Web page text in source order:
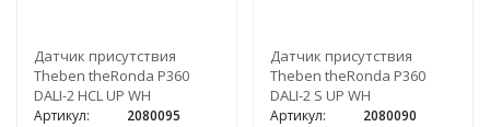
Датчик присутствия
Theben theRonda P360
DALI-2 HCL UP WH
Артикул: 2080095
Датчик присутствия
Theben theRonda P360
DALI-2 S UP WH
Артикул: 2080090